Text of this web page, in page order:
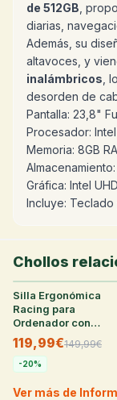
de 512GB ,
diarias,
Además, su
altavoces, y
inalámbricos ,
desorden de
Pantalla: 23,8"
Procesador:
Memoria: 8GB
Almacenamiento:
Gráfica: Intel
Incluye: Teclado
Chollos
Silla Ergonómica
Racing para
Ordenador con
Reposapiés y
Reposacabezas,
Cuero Sintético
119,99€149,99€
-20%
Ver más de